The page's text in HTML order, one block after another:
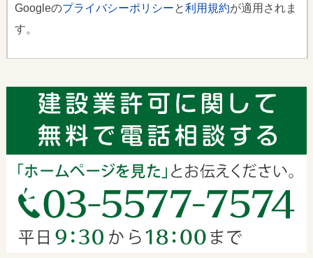
Googleのプライバシーポリシーと利用規約が適用されま
す。